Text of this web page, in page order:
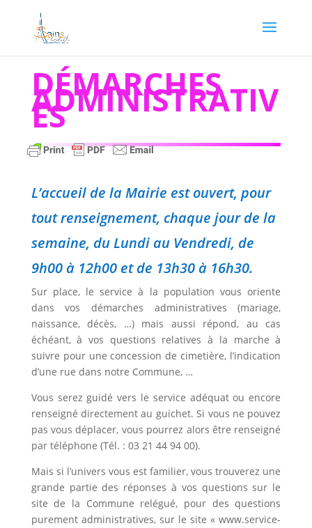
DÉMARCHES
ADMINISTRATIV
ES
L’accueil de la Mairie est ouvert, pour
tout renseignement, chaque jour de la
semaine, du Lundi au Vendredi, de
9h00 à 12h00 et de 13h30 à 16h30.
Sur place, le service à la population vous oriente
dans vos démarches administratives (mariage,
naissance, décès, …) mais aussi répond, au cas
échéant, à vos questions relatives à la marche à
suivre pour une concession de cimetière, l’indication
d’une rue dans notre Commune, …
Vous serez guidé vers le service adéquat ou encore
renseigné directement au guichet. Si vous ne pouvez
pas vous déplacer, vous pourrez alors être renseigné
par téléphone (Tél. : 03 21 44 94 00).
Mais si l’univers vous est familier, vous trouverez une
grande partie des réponses à vos questions sur le
site de la Commune relégué, pour des questions
purement administratives, sur le site « www.service-